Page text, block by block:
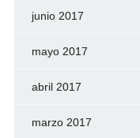
junio 2017
mayo 2017
abril 2017
marzo 2017